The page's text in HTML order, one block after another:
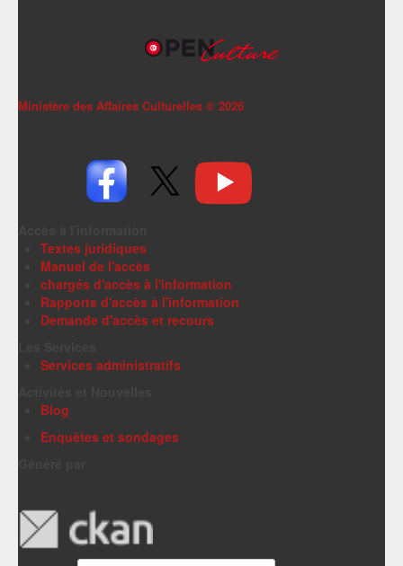
Ministère des Affaires Culturelles © 2026
Textes juridiques
Manuel de l'accès
chargés d'accès à l'information
Rapports d'accès à l'information
Demande d'accès et recours
Services administratifs
Blog
Enquêtes et sondages